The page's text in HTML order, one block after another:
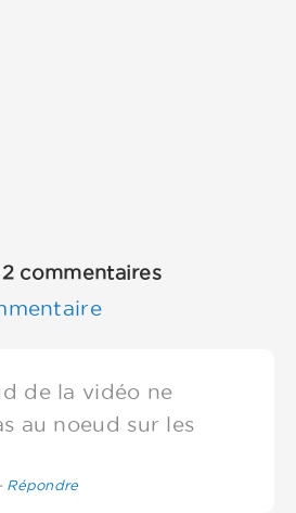
commentaires
de la vidéo ne
au noeud sur les
Répondre